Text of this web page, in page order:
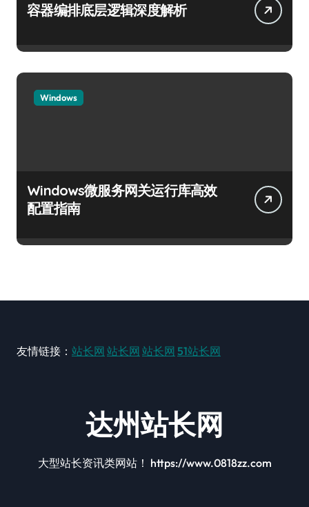
容器编排底层逻辑深度解析
Windows
Windows微服务网关运行库高效
配置指南
友情链接： 站长网 站长网 站长网 51站长网
达州站长网
大型站长资讯类网站！ https://www.0818zz.com